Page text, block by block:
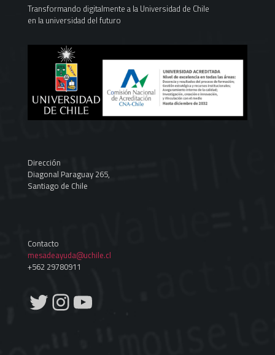
Transformando digitalmente a la Universidad de Chile
en la universidad del futuro
Dirección
Diagonal Paraguay 265,
Santiago de Chile
Contacto
mesadeayuda@uchile.cl
+562 29780911
Twitter
Instagram
YouTube